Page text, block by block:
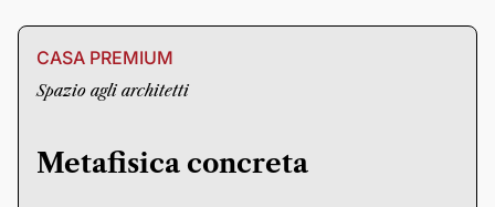
CASA PREMIUM
Spazio agli architetti
Metafisica concreta